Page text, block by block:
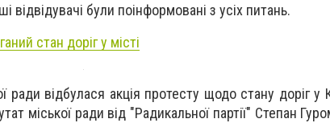
були поінформовані з усіх питань.
стан доріг у місті
ради відбулася акція протесту щодо стану доріг у
міської ради від "Радикальної партії" Степан